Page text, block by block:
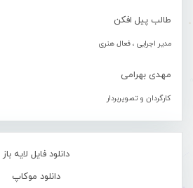
طالب پیل افکن
مدیر اجرایی ، فعال هنری
مهدی بهرامی
کارگردان و تصویربردار
دانلود فایل لایه باز
دانلود موکاپ